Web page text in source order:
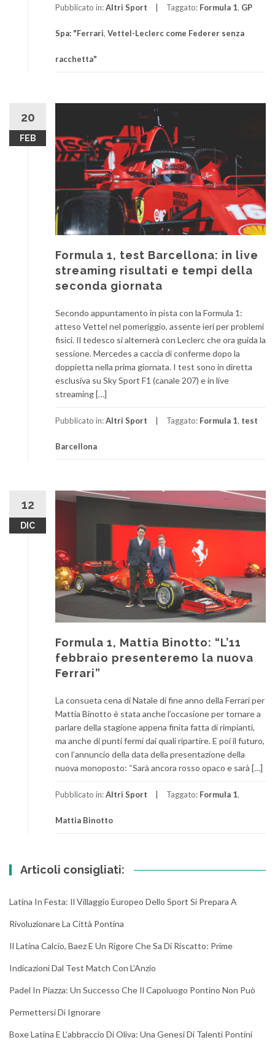
Pubblicato in:Altri Sport Taggato: Formula 1, GP
Spa: "Ferrari, Vettel-Leclerc come Federer senza
racchetta"
20
FEB
Formula 1, test Barcellona: in live
streaming risultati e tempi della
seconda giornata
Secondo appuntamento in pista con la Formula 1:
atteso Vettel nel pomeriggio, assente ieri per problemi
fisici. Il tedesco si alternerà con Leclerc che ora guida la
sessione. Mercedes a caccia di conferme dopo la
doppietta nella prima giornata. I test sono in diretta
esclusiva su Sky Sport F1 (canale 207) e in live
streaming […]
Pubblicato in:Altri Sport Taggato: Formula 1, test
Barcellona
12
DIC
Formula 1, Mattia Binotto: “L’11
febbraio presenteremo la nuova
Ferrari”
La consueta cena di Natale di fine anno della Ferrari per
Mattia Binotto è stata anche l’occasione per tornare a
parlare della stagione appena finita fatta di rimpianti,
ma anche di punti fermi dai quali ripartire. E poi il futuro,
con l’annuncio della data della presentazione della
nuova monoposto: “Sarà ancora rosso opaco e sarà […]
Pubblicato in:Altri Sport Taggato: Formula 1,
Mattia Binotto
Articoli consigliati:
Latina In Festa: Il Villaggio Europeo Dello Sport Si Prepara A
Rivoluzionare La Città Pontina
Il Latina Calcio, Baez E Un Rigore Che Sa Di Riscatto: Prime
Indicazioni Dal Test Match Con L’Anzio
Padel In Piazza: Un Successo Che Il Capoluogo Pontino Non Può
Permettersi Di Ignorare
Boxe Latina E L’abbraccio Di Oliva: Una Genesi Di Talenti Pontini